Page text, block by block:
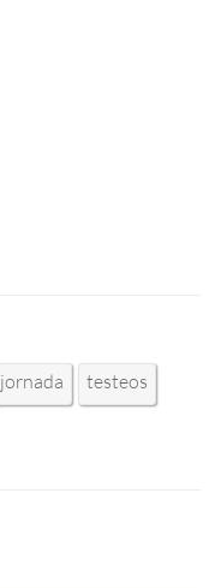
jornada
testeos